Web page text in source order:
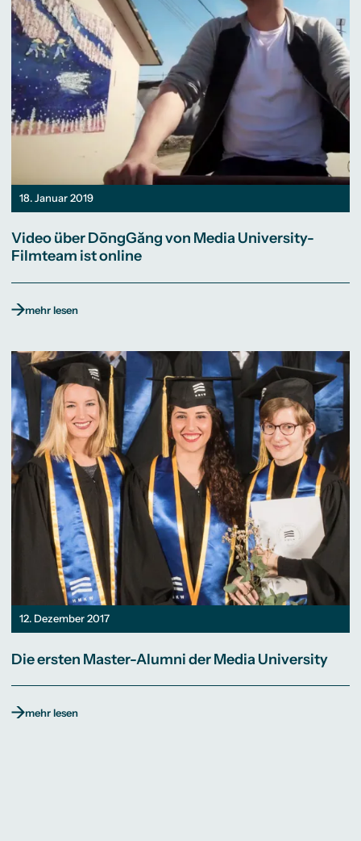
18. Januar 2019
Video über DōngGăng von Media University-
Filmteam ist online
mehr lesen
12. Dezember 2017
Die ersten Master-Alumni der Media University
mehr lesen